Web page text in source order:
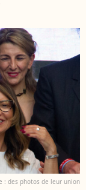
: des photos de leur union